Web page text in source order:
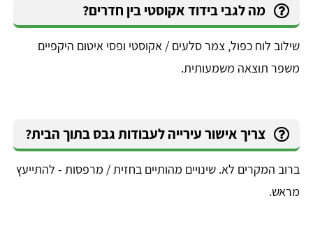
מה לגבי בידוד אקוסטי בין חדרים?
שילוב לוח כפול, צמר סלעים / אקוסטי ופסי איטום היקפיים
משפר תוצאה משמעותית.
צריך אישור עירייה לעבודות גבס בתוך הבית?
ברוב המקרים לא. שינויים מהותיים בחזית / מרפסות - להתייעץ
מראש.